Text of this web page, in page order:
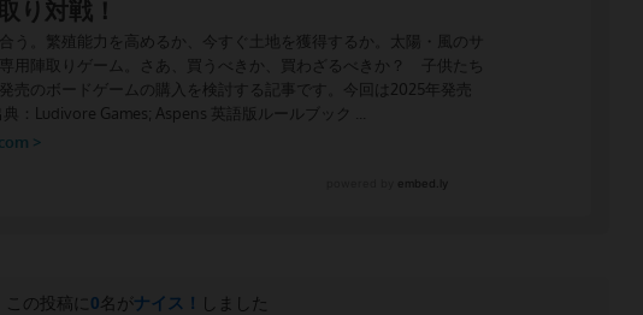
この投稿に 0名がナイス！ しました